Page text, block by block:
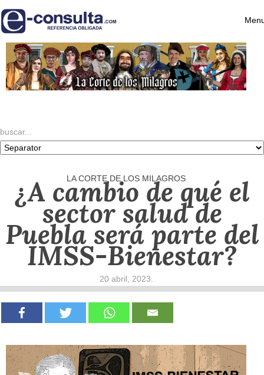
LA CORTE DE LOS MILAGROS
¿A cambio de qué el
sector salud de
Puebla será parte del
IMSS-Bienestar?
20 abril, 2023